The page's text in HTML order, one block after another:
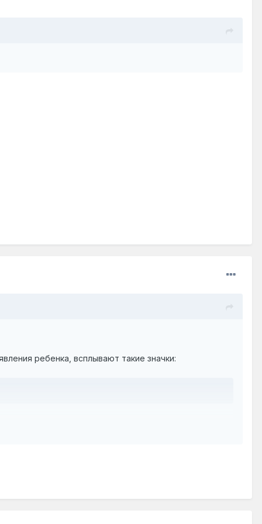
ребенка, всплывают такие значки: